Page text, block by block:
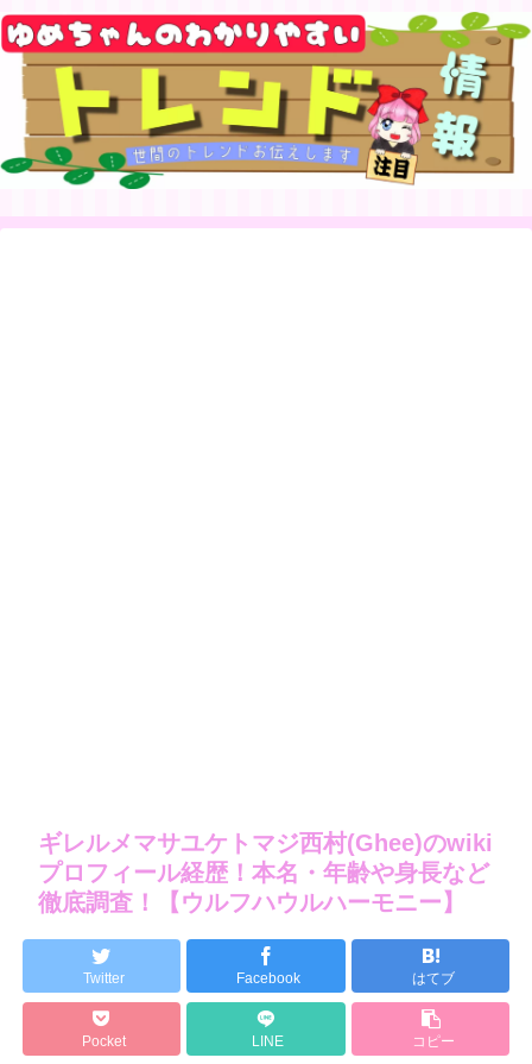
ギレルメマサユケトマジ西村(Ghee)のwiki
プロフィール経歴！本名・年齢や身長など
徹底調査！【ウルフハウルハーモニー】
Twitter Facebook はてブ
Pocket LINE コピー